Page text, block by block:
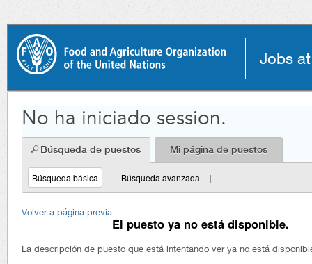
Jobs
No ha iniciado session.
Búsqueda de puestos Mi página de puestos
Búsqueda básica | Búsqueda avanzada |
Volver a página previa
El puesto ya no está disponible.
La descripción de puesto que está intentando ver ya no está